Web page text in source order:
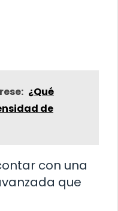
¿Qué
de
con una
que